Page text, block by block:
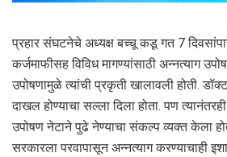
प्रहार संघटनेचे अध्यक्ष बच्चू कडू गत 7
कर्जमाफीसह विविध मागण्यांसाठी अन्नत्याग
उपोषणामुळे त्यांची प्रकृती खालावली होती.
दाखल होण्याचा सल्ला दिला होता. पण
उपोषण नेटाने पुढे नेण्याचा संकल्प व्यक्त केला
सरकारला परवापासून अन्नत्याग करण्याचाही